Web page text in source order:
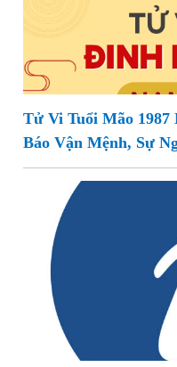
Tử Vi Tuổi Mão 1987
Báo Vận Mệnh, Sự